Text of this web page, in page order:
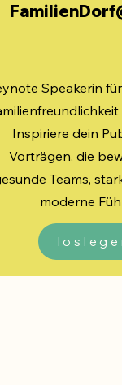
Speakerin
Inspiriere dein
Vorträgen, die
Teams,
moderne